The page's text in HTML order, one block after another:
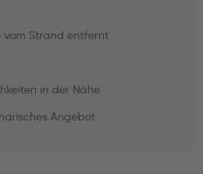
vom Strand entfernt
in der Nähe
Angebot